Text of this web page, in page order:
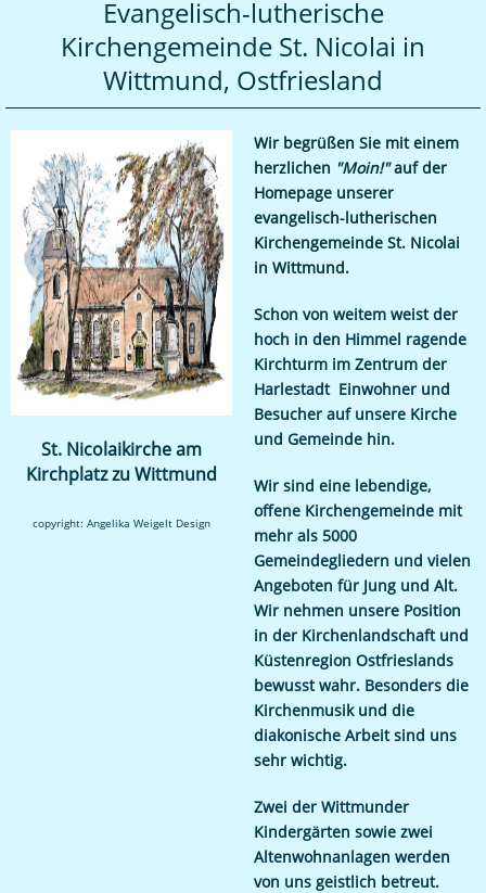
Evangelisch-lutherische
Kirchengemeinde St. Nicolai in
Wittmund, Ostfriesland
St. Nicolaikirche am
Kirchplatz zu Wittmund
copyright: Angelika Weigelt Design
Wir begrüßen Sie mit einem
herzlichen "Moin!"auf der
Homepage unserer
evangelisch-lutherischen
Kirchengemeinde St. Nicolai
in Wittmund.
Schon von weitem weist der
hoch in den Himmel ragende
Kirchturm im Zentrum der
Harlestadt Einwohner und
Besucher auf unsere Kirche
und Gemeinde hin.
Wir sind eine lebendige,
offene Kirchengemeinde mit
mehr als 5000
Gemeindegliedern und vielen
Angeboten für Jung und Alt.
Wir nehmen unsere Position
in der Kirchenlandschaft und
Küstenregion Ostfrieslands
bewusst wahr. Besonders die
Kirchenmusik und die
diakonische Arbeit sind uns
sehr wichtig.
Zwei der Wittmunder
Kindergärten sowie zwei
Altenwohnanlagen werden
von uns geistlich betreut.